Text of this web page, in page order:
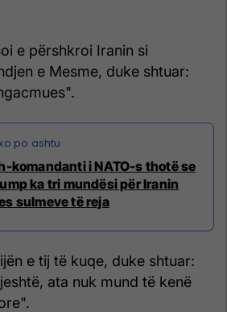
e përshkroi Iranin si
e Mesme, duke shtuar:
komandanti i NATO-s thotë se
ka tri mundësi për Iranin
sulmeve të reja
e tij të kuqe, duke shtuar:
ata nuk mund të kenë